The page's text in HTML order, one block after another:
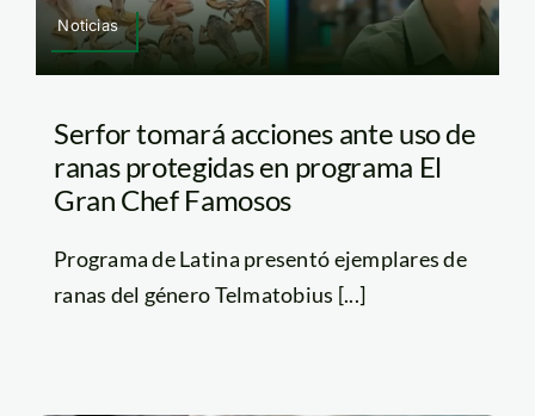
Noticias
Serfor tomará acciones ante uso de
ranas protegidas en programa El
Gran Chef Famosos
Programa de Latina presentó ejemplares de
ranas del género Telmatobius [...]